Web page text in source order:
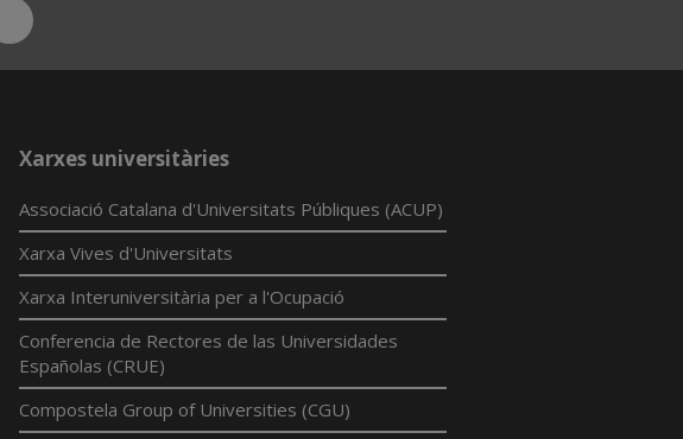
Bluesky
Xarxes universitàries
Associació Catalana d'Universitats Públiques (ACUP)
Xarxa Vives d'Universitats
Xarxa Interuniversitària per a l'Ocupació
Conferencia de Rectores de las Universidades
Españolas (CRUE)
Compostela Group of Universities (CGU)